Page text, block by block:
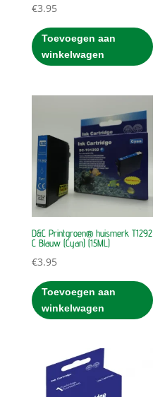
€3.95
Toevoegen aan
winkelwagen
D&C Printgroen® huismerk T1292
C Blauw (Cyan) (15ML)
€3.95
Toevoegen aan
winkelwagen